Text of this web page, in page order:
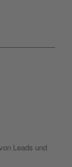
Leads und